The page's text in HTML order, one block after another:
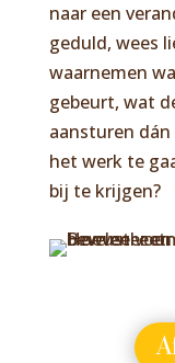
naar een
geduld, wees
waarnemen
gebeurt, wat
aansturen
het werk te
bij te krijgen?